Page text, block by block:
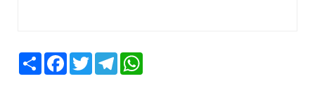
Share Facebook
TwitterTelegram